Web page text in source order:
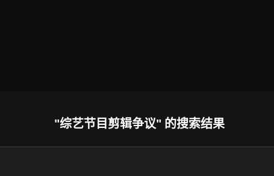
"综艺节目剪辑争议" 的搜索结果